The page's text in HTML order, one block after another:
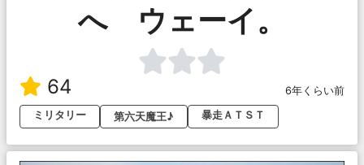
へ ウェーイ。
64
6年くらい前
ミリタリー
第六天魔王♪ 暴走ＡＴＳＴ